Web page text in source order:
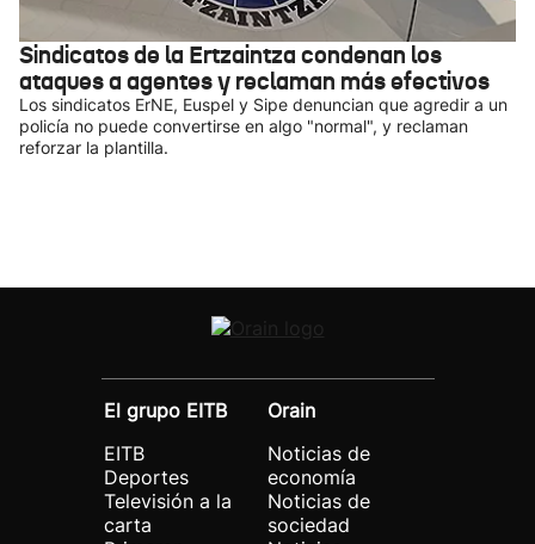
Sindicatos de la Ertzaintza condenan los
ataques a agentes y reclaman más efectivos
Los sindicatos ErNE, Euspel y Sipe denuncian que agredir a un
policía no puede convertirse en algo "normal", y reclaman
reforzar la plantilla.
El grupo EITB
EITB
Deportes
Televisión a la
carta
Orain
Noticias de
economía
Noticias de
sociedad